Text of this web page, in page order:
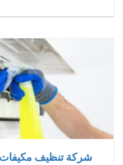
شركة تنظيف